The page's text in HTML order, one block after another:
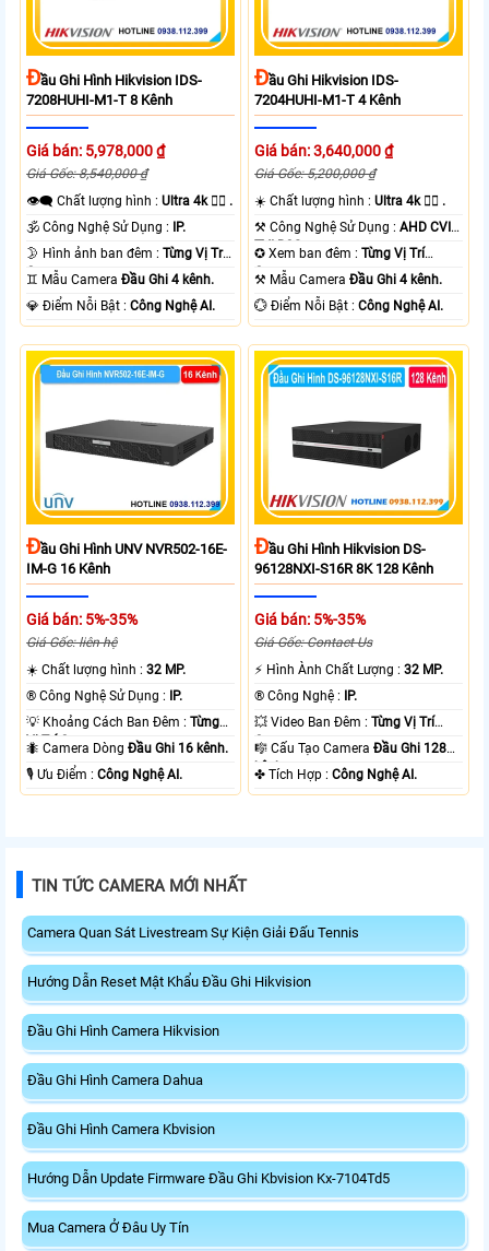
ĐẦu Ghi Hình Hikvision IDS-
7208HUHI-M1-T 8 Kênh
Giá bán: 5,978,000 ₫
Giá Gốc: 8,540,000 ₫
👁️‍🗨 Chất lượng hình :Ultra 4k 👍🏾 .
🕉️ Công Nghệ Sử Dụng :
IP.
🌛 Hình ảnh ban đêm :Từng Vị Trí
Camera .
♊ Mẫu CameraĐầu Ghi 4 kênh.
️💎 Điểm Nỗi Bật :Công Nghệ AI.
ĐẦu Ghi Hikvision IDS-
7204HUHI-M1-T 4 Kênh
Giá bán: 3,640,000 ₫
Giá Gốc: 5,200,000 ₫
☀️ Chất lượng hình :Ultra 4k 👍🏾 .
⚒ Công Nghệ Sử Dụng :AHD CVI
TVI BCS.
✪ Xem ban đêm :Từng Vị Trí
Camera .
⚒ Mẫu CameraĐầu Ghi 4 kênh.
️💮 Điểm Nỗi Bật :Công Nghệ AI.
ĐẦu Ghi Hình UNV NVR502-16E-
IM-G 16 Kênh
Giá bán: 5%-35%
Giá Gốc: liên hệ
☀️ Chất lượng hình :32 MP.
®️ Công Nghệ Sử Dụng :
IP.
💡 Khoảng Cách Ban Đêm :Từng
Vị Trí Camera .
🐜 Camera DòngĐầu Ghi 16 kênh.
️🎙 Ưu Điểm :Công Nghệ AI.
ĐẦu Ghi Hình Hikvision DS-
96128NXI-S16R 8K 128 Kênh
Giá bán: 5%-35%
Giá Gốc: Contact Us
️⚡ Hình Ành Chất Lượng :32 MP.
®️ Công Nghệ :
IP.
💥 Video Ban Đêm :Từng Vị Trí
Camera .
🎼️ Cấu Tạo CameraĐầu Ghi 128
kênh.
️✤ Tích Hợp :Công Nghệ AI.
TIN TỨC CAMERA MỚI NHẤT
Camera Quan Sát Livestream Sự Kiện Giải Đấu Tennis
Hướng Dẫn Reset Mật Khẩu Đầu Ghi Hikvision
Đầu Ghi Hình Camera Hikvision
Đầu Ghi Hình Camera Dahua
Đầu Ghi Hình Camera Kbvision
Hướng Dẫn Update Firmware Đầu Ghi Kbvision Kx-7104Td5
Mua Camera Ở Đâu Uy Tín